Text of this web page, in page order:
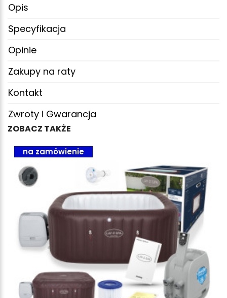
Opis
Specyfikacja
Opinie
Zakupy na raty
Kontakt
Zwroty i Gwarancja
ZOBACZ TAKŻE
na zamówienie